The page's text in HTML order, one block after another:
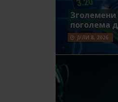
поголема
ЈУЛИ 8, 2026